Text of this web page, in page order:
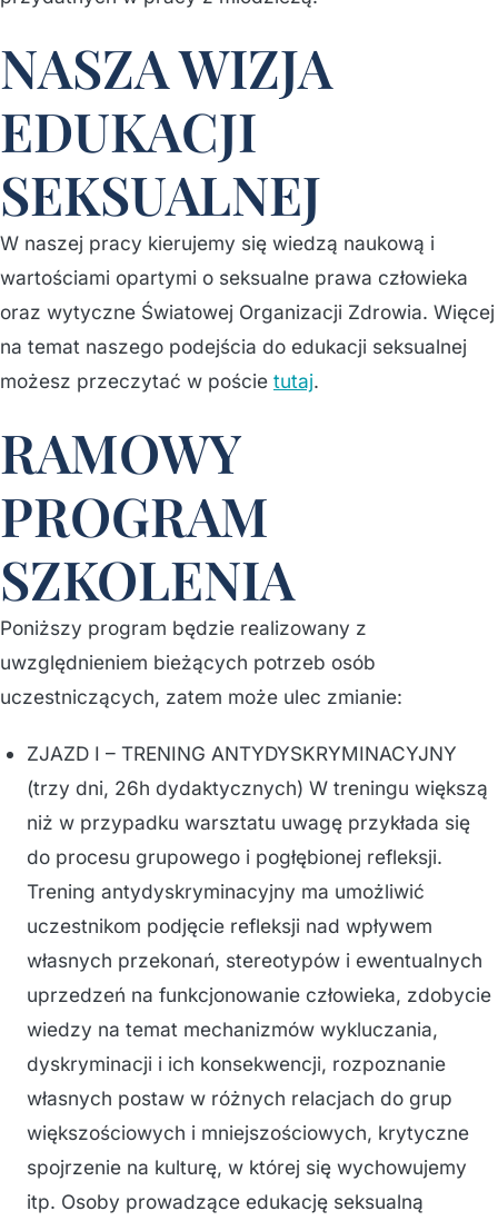
NASZA WIZJA
EDUKACJI
SEKSUALNEJ
W naszej pracy kierujemy się wiedzą naukową i
wartościami opartymi o seksualne prawa człowieka
oraz wytyczne Światowej Organizacji Zdrowia. Więcej
na temat naszego podejścia do edukacji seksualnej
możesz przeczytać w poście tutaj.
RAMOWY
PROGRAM
SZKOLENIA
Poniższy program będzie realizowany z
uwzględnieniem bieżących potrzeb osób
uczestniczących, zatem może ulec zmianie:
ZJAZD I – TRENING ANTYDYSKRYMINACYJNY
(trzy dni, 26h dydaktycznych) W treningu większą
niż w przypadku warsztatu uwagę przykłada się
do procesu grupowego i pogłębionej refleksji.
Trening antydyskryminacyjny ma umożliwić
uczestnikom podjęcie refleksji nad wpływem
własnych przekonań, stereotypów i ewentualnych
uprzedzeń na funkcjonowanie człowieka, zdobycie
wiedzy na temat mechanizmów wykluczania,
dyskryminacji i ich konsekwencji, rozpoznanie
własnych postaw w różnych relacjach do grup
większościowych i mniejszościowych, krytyczne
spojrzenie na kulturę, w której się wychowujemy
itp. Osoby prowadzące edukację seksualną